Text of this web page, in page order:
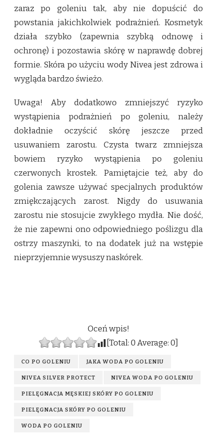
zaraz po goleniu tak, aby nie dopuścić do
powstania jakichkolwiek podrażnień. Kosmetyk
działa szybko (zapewnia szybką odnowę i
ochronę) i pozostawia skórę w naprawdę dobrej
formie. Skóra po użyciu wody Nivea jest zdrowa i
wygląda bardzo świeżo.
Uwaga! Aby dodatkowo zmniejszyć ryzyko
wystąpienia podrażnień po goleniu, należy
dokładnie oczyścić skórę jeszcze przed
usuwaniem zarostu. Czysta twarz zmniejsza
bowiem ryzyko wystąpienia po goleniu
czerwonych krostek. Pamiętajcie też, aby do
golenia zawsze używać specjalnych produktów
zmiękczających zarost. Nigdy do usuwania
zarostu nie stosujcie zwykłego mydła. Nie dość,
że nie zapewni ono odpowiedniego poślizgu dla
ostrzy maszynki, to na dodatek już na wstępie
nieprzyjemnie wysuszy naskórek.
Oceń wpis!
[Total:0Average:0]
CO PO GOLENIU JAKA WODA PO GOLENIU
NIVEA SILVER PROTECT NIVEA WODA PO GOLENIU
PIELĘGNACJA MĘSKIEJ SKÓRY PO GOLENIU
PIELĘGNACJA SKÓRY PO GOLENIU
WODA PO GOLENIU